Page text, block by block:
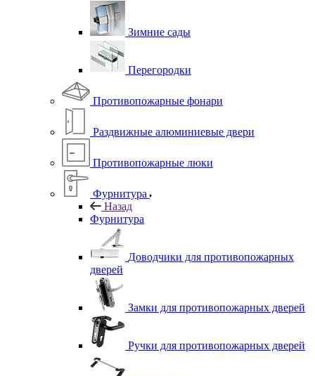
Зимние сады
Перегородки
Противопожарные фонари
Раздвижные алюминиевые двери
Противопожарные люки
Фурнитура
Назад
Фурнитура
Доводчики для противопожарных
дверей
Замки для противопожарных дверей
Ручки для противопожарных дверей